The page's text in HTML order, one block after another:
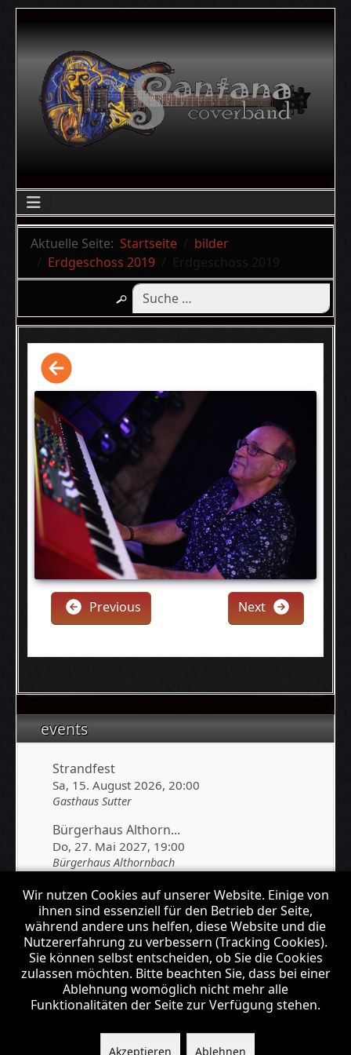
Aktuelle Seite: Startseite
bilder
Erdgeschoss 2019
Erdgeschoss 2019
events
Strandfest
Sa, 15. August 2026, 20:00
Gasthaus Sutter
Bürgerhaus Althorn...
Do, 27. Mai 2027, 19:00
Bürgerhaus Althornbach
newsletter
Previous Next
Wir nutzen Cookies auf unserer Website. Einige von
ihnen sind essenziell für den Betrieb der Seite,
während andere uns helfen, diese Website und die
Nutzererfahrung zu verbessern (Tracking Cookies).
Sie können selbst entscheiden, ob Sie die Cookies
zulassen möchten. Bitte beachten Sie, dass bei einer
Ablehnung womöglich nicht mehr alle
Funktionalitäten der Seite zur Verfügung stehen.
Akzeptieren Ablehnen